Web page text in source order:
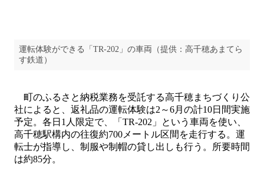
運転体験ができる「TR-202」の車両（提供：高千穂あまてら
す鉄道）
町のふるさと納税業務を受託する高千穂まちづくり公
社によると、返礼品の運転体験は2～6月の計10日間実施
予定。各日1人限定で、「TR-202」という車両を使い、
高千穂駅構内の往復約700メートル区間を走行する。運
転士が指導し、制服や制帽の貸し出しも行う。所要時間
は約85分。